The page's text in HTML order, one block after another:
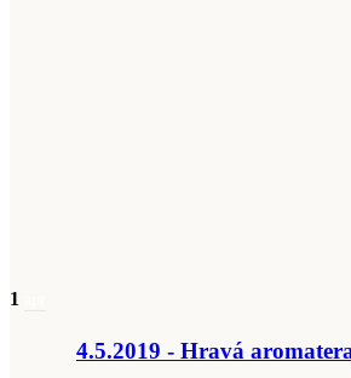
1
4.5.2019 - Hravá